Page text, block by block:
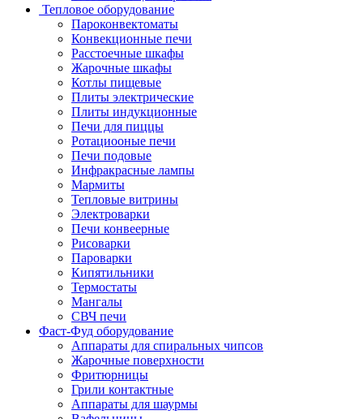
Тепловое оборудование
Пароконвектоматы
Конвекционные печи
Расстоечные шкафы
Жарочные шкафы
Котлы пищевые
Плиты электрические
Плиты индукционные
Печи для пиццы
Ротациооные печи
Печи подовые
Инфракрасные лампы
Мармиты
Тепловые витрины
Электроварки
Печи конвеерные
Рисоварки
Пароварки
Кипятильники
Термостаты
Мангалы
СВЧ печи
Фаст-Фуд оборудование
Аппараты для спиральных чипсов
Жарочные поверхности
Фритюрницы
Грили контактные
Аппараты для шаурмы